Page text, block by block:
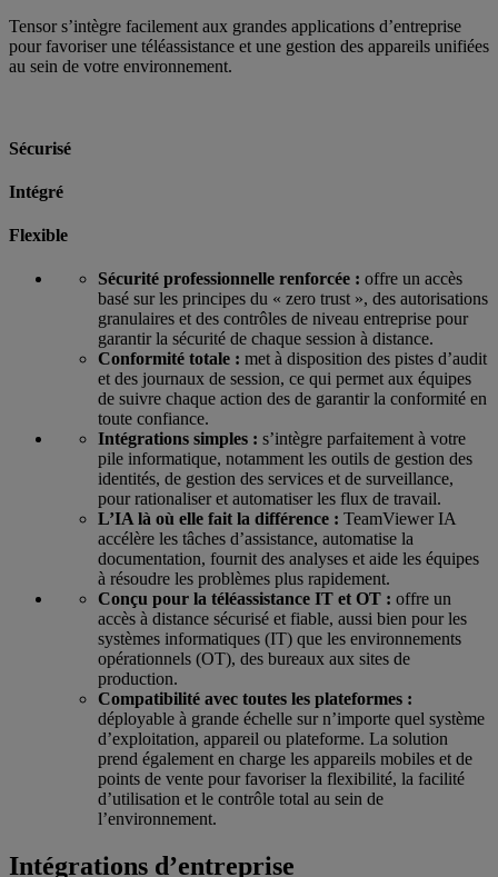
Tensor s’intègre facilement aux grandes applications d’entreprise
pour favoriser une téléassistance et une gestion des appareils unifiées
au sein de votre environnement.
Sécurisé
Intégré
Flexible
Sécurité professionnelle renforcée : offre un accès
basé sur les principes du « zero trust », des autorisations
granulaires et des contrôles de niveau entreprise pour
garantir la sécurité de chaque session à distance.
Conformité totale : met à disposition des pistes d’audit
et des journaux de session, ce qui permet aux équipes
de suivre chaque action des de garantir la conformité en
toute confiance.
Intégrations simples : s’intègre parfaitement à votre
pile informatique, notamment les outils de gestion des
identités, de gestion des services et de surveillance,
pour rationaliser et automatiser les flux de travail.
L’IA là où elle fait la différence : TeamViewer IA
accélère les tâches d’assistance, automatise la
documentation, fournit des analyses et aide les équipes
à résoudre les problèmes plus rapidement.
Conçu pour la téléassistance IT et OT : offre un
accès à distance sécurisé et fiable, aussi bien pour les
systèmes informatiques (IT) que les environnements
opérationnels (OT), des bureaux aux sites de
production.
Compatibilité avec toutes les plateformes :
déployable à grande échelle sur n’importe quel système
d’exploitation, appareil ou plateforme. La solution
prend également en charge les appareils mobiles et de
points de vente pour favoriser la flexibilité, la facilité
d’utilisation et le contrôle total au sein de
l’environnement.
Intégrations d’entreprise